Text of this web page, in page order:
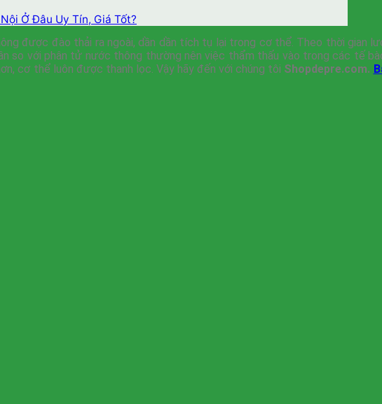
Ở Đâu Uy Tín, Giá Tốt?
được đào thải ra ngoài, dần dần tích tụ lại trong cơ thể. Theo thời gian
so với phân tử nước thông thường nên việc thẩm thấu vào trong các tế
cơ thể luôn được thanh lọc. Vậy hãy đến với chúng tôi Shopdepre.com.